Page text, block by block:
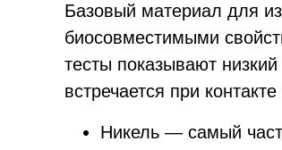
Базовый материал для
биосовместимыми
тесты показывают
встречается при
Никель — самый